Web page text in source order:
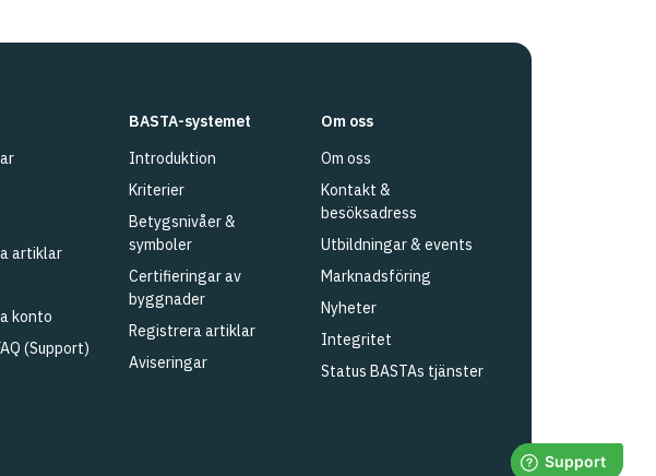
artiklar
konto
(Support)
BASTA-systemet
Introduktion
Kriterier
Betygsnivåer &
symboler
Certifieringar av
byggnader
Registrera artiklar
Aviseringar
Om oss
Om oss
Kontakt &
besöksadress
Utbildningar & events
Marknadsföring
Nyheter
Integritet
Status BASTAs tjänster